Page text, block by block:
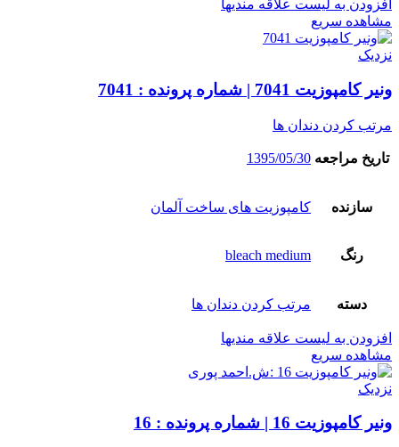
افزودن به لیست علاقه مندیها
مشاهده سریع
نزدیک
ونیر کامپوزیت 7041 | شماره پرونده : 7041
مرتب کردن دندان ها
تاریخ مراجعه 1395/05/30
سازنده کامپوزیت های ساخت آلمان
رنگ bleach medium
دسته مرتب کردن دندان ها
افزودن به لیست علاقه مندیها
مشاهده سریع
نزدیک
ونیر کامپوزیت 16 | شماره پرونده : 16